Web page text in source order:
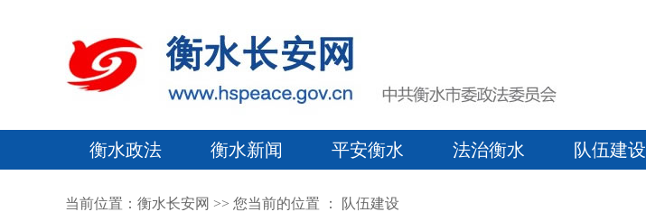
衡水政法 衡水新闻 平安衡水 法治衡水 队伍建设
当前位置： 衡水长安网 >> 您当前的位置 ： 队伍建设